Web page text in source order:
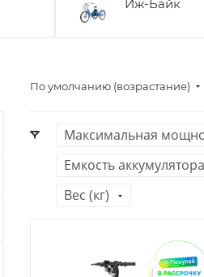
Иж-Байк
По умолчанию (возрастание)
Максимальная
Емкость
Вес (кг)